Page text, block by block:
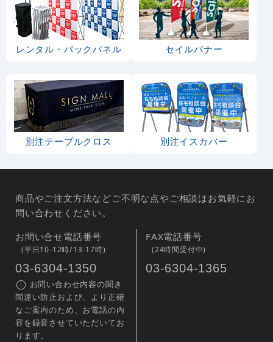
レンタル・バックパネル セイルバナー
別注テーブルクロス 別注イスカバー
商品やご注文方法などご不明な点やご相談はお気軽にお
問い合わせください。
お問い合せ電話番号
(平日10-12時/13-17時)
03-6304-1350
お問い合わせ内容の聞き
間違い防止および、より正確
なご案内のため、お電話の内
容を録音させていただいてお
ります。
FAX電話番号
(24時間受付中)
03-6304-1365